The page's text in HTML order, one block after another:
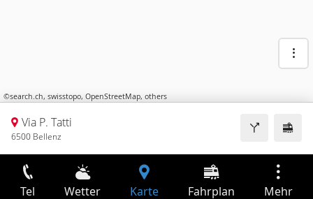
©search.ch, swisstopo, OpenStreetMap, others
Via P. Tatti
6500 Bellenz
Tel Wetter Karte Fahrplan Mehr